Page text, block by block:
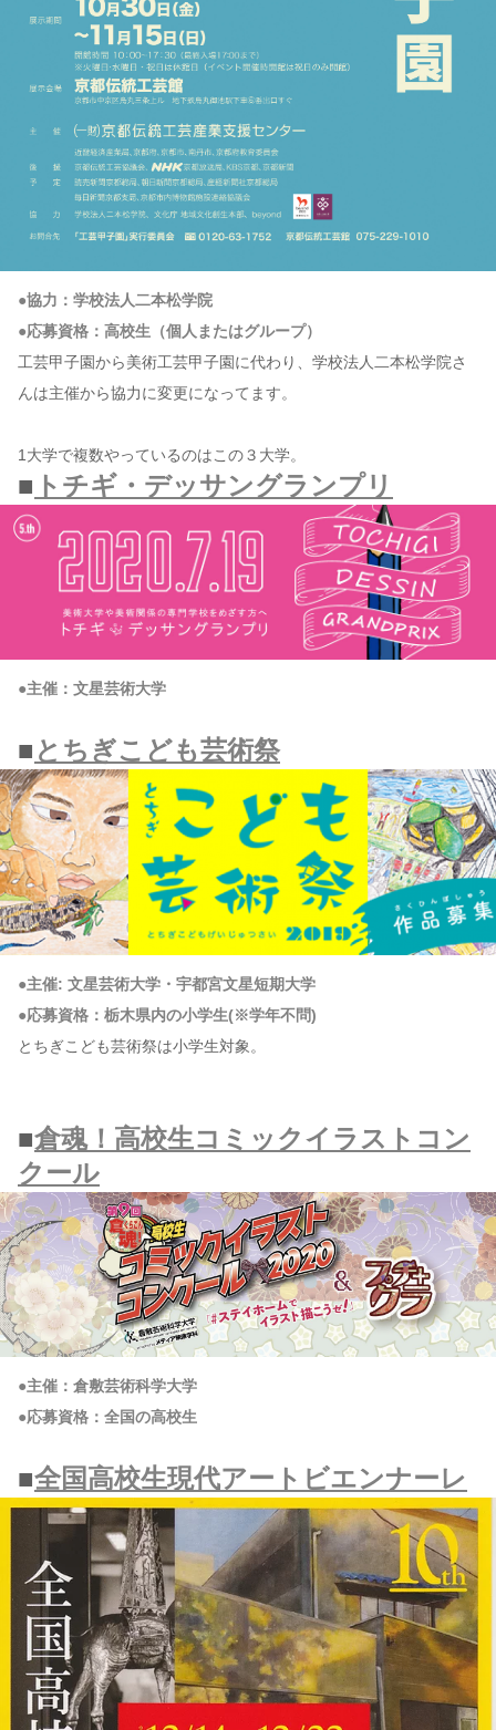
●協力：学校法人二本松学院
●応募資格：高校生（個人またはグループ）
工芸甲子園から美術工芸甲子園に代わり、学校法人二本松学院さ
んは主催から協力に変更になってます。
1大学で複数やっているのはこの３大学。
■ トチギ・デッサングランプリ
●主催：文星芸術大学
■ とちぎこども芸術祭
●主催: 文星芸術大学・宇都宮文星短期大学
●応募資格：栃木県内の小学生(※学年不問)
とちぎこども芸術祭は小学生対象。
■倉魂！高校生コミックイラストコン
クール
●主催：倉敷芸術科学大学
●応募資格：全国の高校生
■全国高校生現代アートビエンナーレ